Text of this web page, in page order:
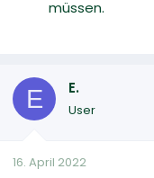
müssen.
E E.
User
16. April 2022